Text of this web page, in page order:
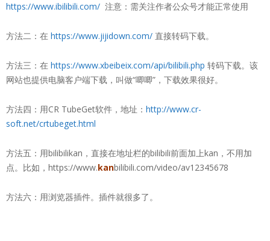
https://www.ibilibili.com/ 注意：需关注作者公众号才能正常使用
方法二：在 https://www.jijidown.com/ 直接转码下载。
方法三：在 https://www.xbeibeix.com/api/bilibili.php 转码下载。该
网站也提供电脑客户端下载，叫做“唧唧”，下载效果很好。
方法四：用CR TubeGet软件，地址： http://www.cr-
soft.net/crtubeget.html
方法五：用bilibilikan，直接在地址栏的bilibili前面加上kan，不用加
点。比如，https://www.kanbilibili.com/video/av12345678
方法六：用浏览器插件。插件就很多了。